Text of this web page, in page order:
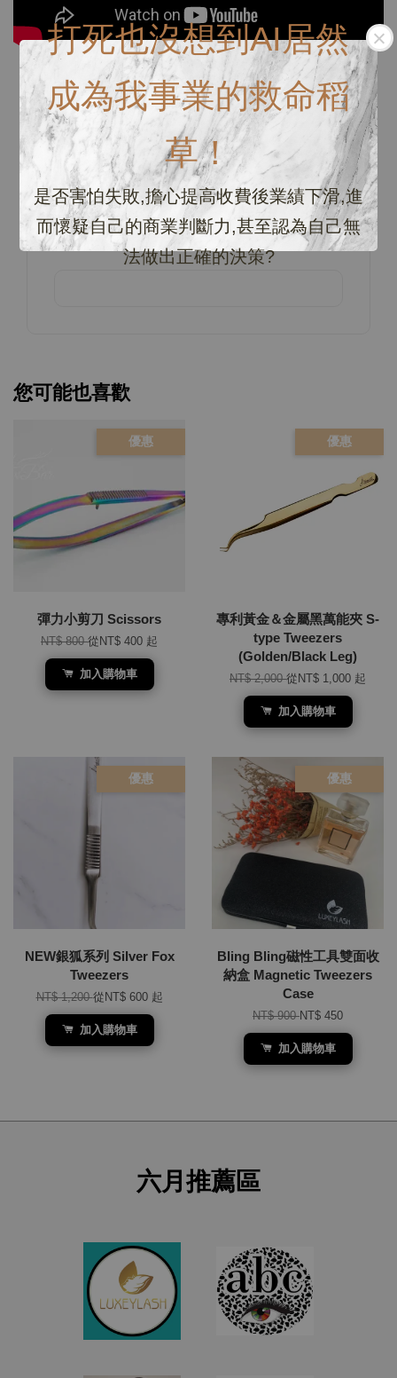
打死也沒想到AI居然
成為我事業的救命稻
草！
是否害怕失敗,擔心提高收費後業績下滑,進
而懷疑自己的商業判斷力,甚至認為自己無
法做出正確的決策?
商品評價
0/ 5
總共有0個評價
您可能也喜歡
優惠
彈力小剪刀 Scissors
NT$ 800從 NT$ 400 起
加入購物車
優惠
專利黃金＆金屬黑萬能夾 S-
type Tweezers
(Golden/Black Leg)
NT$ 2,000從 NT$ 1,000 起
加入購物車
優惠
NEW銀狐系列 Silver Fox
Tweezers
NT$ 1,200從 NT$ 600 起
加入購物車
優惠
Bling Bling磁性工具雙面收
納盒 Magnetic Tweezers
Case
NT$ 900NT$ 450
加入購物車
六月推薦區